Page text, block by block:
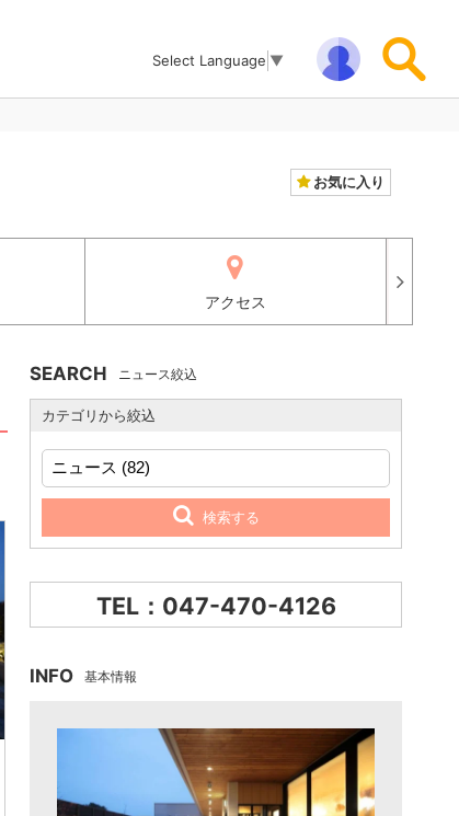
Select Language ▼
お気に入り
アクセス
SEARCH ニュース絞込
カテゴリから絞込
検索する
TEL：047-470-4126
INFO 基本情報